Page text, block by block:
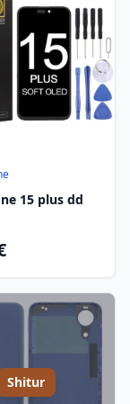
15 plus dd
Shitur